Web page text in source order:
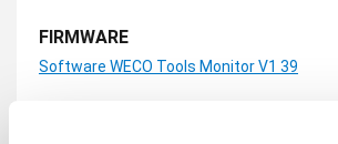
FIRMWARE
Software WECO Tools Monitor V1 39